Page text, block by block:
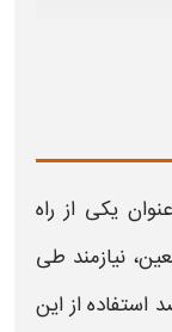
یکی از راه‌
، نیازمند طی
از این